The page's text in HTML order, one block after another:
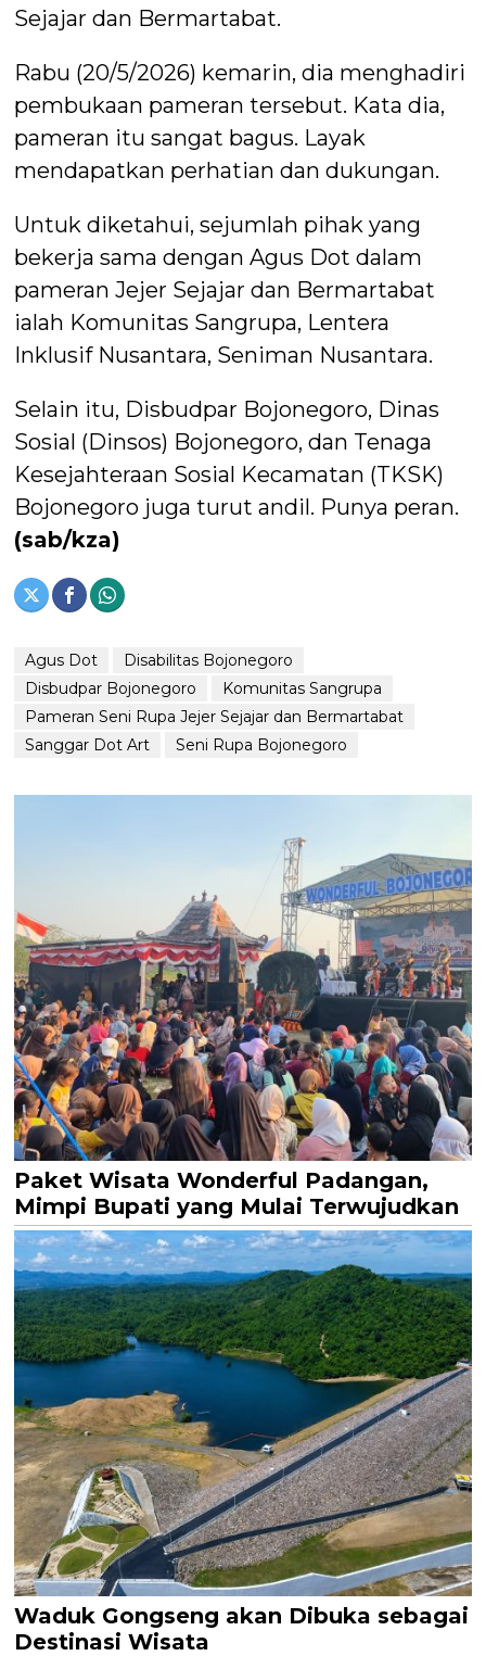
Sejajar dan Bermartabat.
Rabu (20/5/2026) kemarin, dia menghadiri
pembukaan pameran tersebut. Kata dia,
pameran itu sangat bagus. Layak
mendapatkan perhatian dan dukungan.
Untuk diketahui, sejumlah pihak yang
bekerja sama dengan Agus Dot dalam
pameran Jejer Sejajar dan Bermartabat
ialah Komunitas Sangrupa, Lentera
Inklusif Nusantara, Seniman Nusantara.
Selain itu, Disbudpar Bojonegoro, Dinas
Sosial (Dinsos) Bojonegoro, dan Tenaga
Kesejahteraan Sosial Kecamatan (TKSK)
Bojonegoro juga turut andil. Punya peran.
(sab/kza)
Agus Dot
Disabilitas Bojonegoro
Disbudpar Bojonegoro
Komunitas Sangrupa
Pameran Seni Rupa Jejer Sejajar dan Bermartabat
Sanggar Dot Art
Seni Rupa Bojonegoro
Paket Wisata Wonderful Padangan,
Mimpi Bupati yang Mulai Terwujudkan
Waduk Gongseng akan Dibuka sebagai
Destinasi Wisata